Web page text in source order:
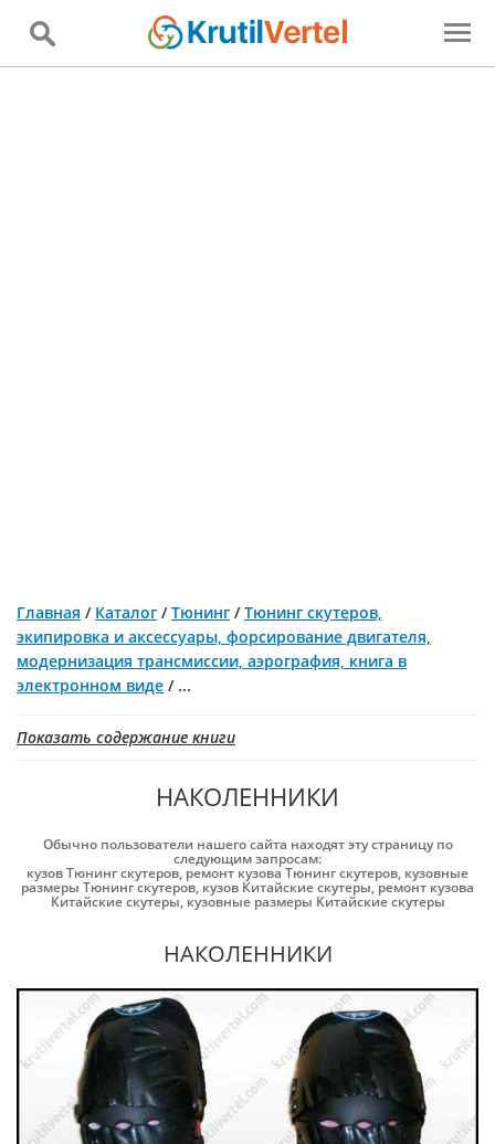
Главная / Каталог /Тюнинг /Тюнинг скутеров,
экипировка и аксессуары, форсирование двигателя,
модернизация трансмиссии, аэрография, книга в
электронном виде / ...
Показать содержание книги
НАКОЛЕННИКИ
Обычно пользователи нашего сайта находят эту страницу по
следующим запросам:
кузов Тюнинг скутеров, ремонт кузова Тюнинг скутеров, кузовные
размеры Тюнинг скутеров, кузов Китайские скутеры,ремонт кузова
Китайские скутеры, кузовные размеры Китайские скутеры
НАКОЛЕННИКИ